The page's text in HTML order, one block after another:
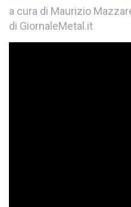
a cura di Maurizio
di GiornaleMetal.it